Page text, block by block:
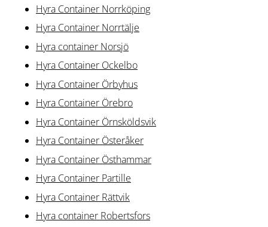
Hyra Container Norrköping
Hyra Container Norrtälje
Hyra container Norsjö
Hyra Container Ockelbo
Hyra Container Örbyhus
Hyra Container Örebro
Hyra Container Örnsköldsvik
Hyra Container Österåker
Hyra Container Östhammar
Hyra Container Partille
Hyra Container Rättvik
Hyra container Robertsfors